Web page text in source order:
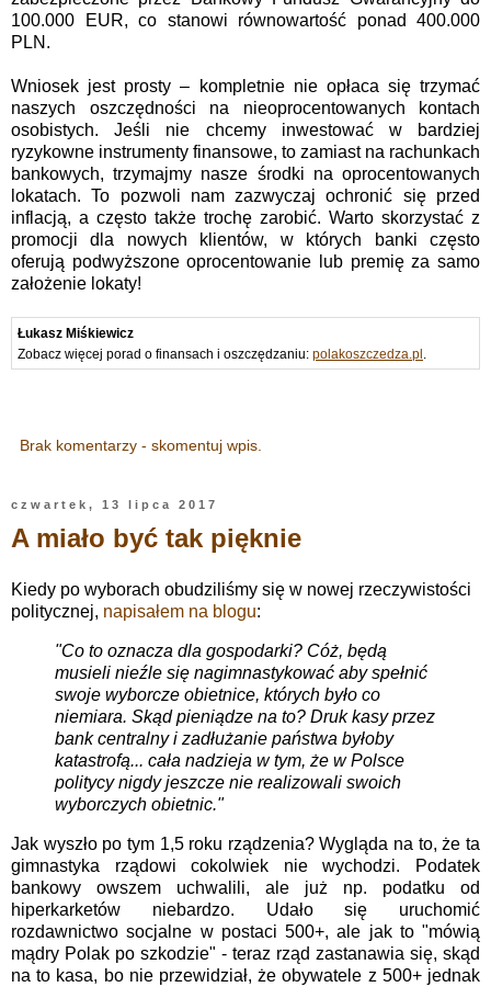
100.000 EUR, co stanowi równowartość ponad 400.000
PLN.
Wniosek jest prosty – kompletnie nie opłaca się trzymać
naszych oszczędności na nieoprocentowanych kontach
osobistych. Jeśli nie chcemy inwestować w bardziej
ryzykowne instrumenty finansowe, to zamiast na rachunkach
bankowych, trzymajmy nasze środki na oprocentowanych
lokatach. To pozwoli nam zazwyczaj ochronić się przed
inflacją, a często także trochę zarobić. Warto skorzystać z
promocji dla nowych klientów, w których banki często
oferują podwyższone oprocentowanie lub premię za samo
założenie lokaty!
Łukasz Miśkiewicz
Zobacz więcej porad o finansach i oszczędzaniu: polakoszczedza.pl
Brak komentarzy - skomentuj wpis.
czwartek, 13 lipca 2017
A miało być tak pięknie
Kiedy po wyborach obudziliśmy się w nowej rzeczywistości
politycznej, napisałem na blogu:
"Co to oznacza dla gospodarki? Cóż, będą
musieli nieźle się nagimnastykować aby spełnić
swoje wyborcze obietnice, których było co
niemiara. Skąd pieniądze na to? Druk kasy przez
bank centralny i zadłużanie państwa byłoby
katastrofą... cała nadzieja w tym, że w Polsce
politycy nigdy jeszcze nie realizowali swoich
wyborczych obietnic."
Jak wyszło po tym 1,5 roku rządzenia? Wygląda na to, że ta
gimnastyka rządowi cokolwiek nie wychodzi. Podatek
bankowy owszem uchwalili, ale już np. podatku od
hiperkarketów niebardzo. Udało się uruchomić
rozdawnictwo socjalne w postaci 500+, ale jak to "mówią
mądry Polak po szkodzie" - teraz rząd zastanawia się, skąd
na to kasa, bo nie przewidział, że obywatele z 500+ jednak